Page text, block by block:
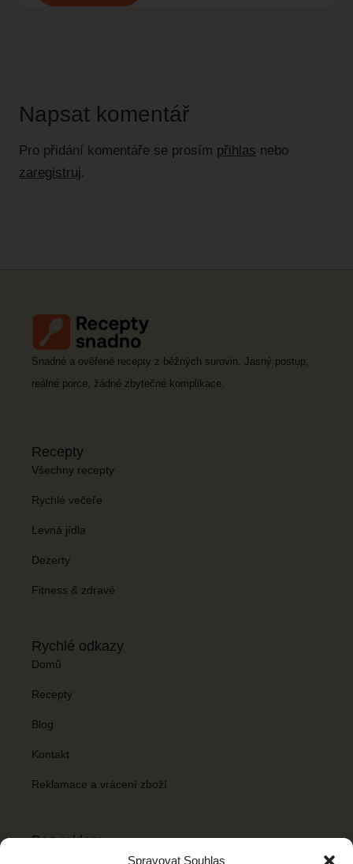
Spravovat Souhlas
Napsat komentář
Pro přidání komentáře se prosím přihlas nebo
zaregistruj.
Snadné a ověřené recepty z běžných surovin. Jasný postup,
reálné porce, žádné zbytečné komplikace.
Recepty
Všechny recepty
Rychlé večeře
Levná jídla
Dezerty
Fitness & zdravé
Rychlé odkazy
Domů
Recepty
Blog
Kontakt
Reklamace a vrácení zboží
Bez reklam
Chceš mít Recepty snadno bez reklamních banerů? Stačí si